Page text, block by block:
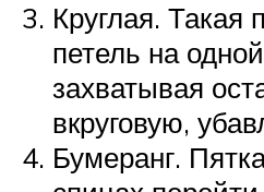
Круглая. Такая
петель на
захватывая
вкруговую,
Бумеранг.